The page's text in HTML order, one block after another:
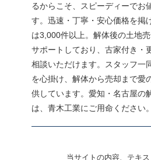
るからこそ、スピーディーでお
す。迅速・丁寧・安心価格を掲
は3,000件以上。解体後の土地
サポートしており、古家付き・
相談いただけます。スタッフ一
を心掛け、解体から売却まで愛
供しています。愛知・名古屋の
は、青木工業にご用命ください。
当サイトの内容、テキ